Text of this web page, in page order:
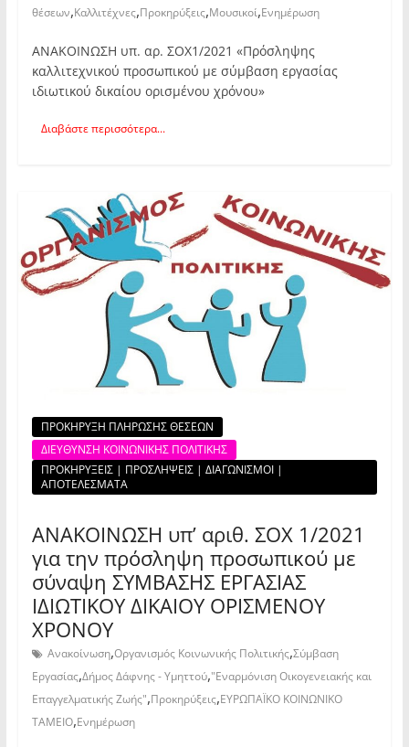
θέσεων,Καλλιτέχνες,Προκηρύξεις,Μουσικοί,Ενημέρωση
ΑΝΑΚΟΙΝΩΣΗ υπ. αρ. ΣΟΧ1/2021 «Πρόσληψης
καλλιτεχνικού προσωπικού με σύμβαση εργασίας
ιδιωτικού δικαίου ορισμένου χρόνου»
Διαβάστε περισσότερα...
ΠΡΟΚΗΡΥΞΗ ΠΛΗΡΩΣΗΣ ΘΕΣΕΩΝ
ΔΙΕΥΘΥΝΣΗ ΚΟΙΝΩΝΙΚΗΣ ΠΟΛΙΤΙΚΗΣ
ΠΡΟΚΗΡΥΞΕΙΣ | ΠΡΟΣΛΗΨΕΙΣ | ΔΙΑΓΩΝΙΣΜΟΙ |
ΑΠΟΤΕΛΕΣΜΑΤΑ
ΑΝΑΚΟΙΝΩΣΗ υπ’ αριθ. ΣΟΧ 1/2021
για την πρόσληψη προσωπικού με
σύναψη ΣΥΜΒΑΣΗΣ ΕΡΓΑΣΙΑΣ
ΙΔΙΩΤΙΚΟΥ ΔΙΚΑΙΟΥ ΟΡΙΣΜΕΝΟΥ
ΧΡΟΝΟΥ
Ανακοίνωση,Οργανισμός Κοινωνικής Πολιτικής,Σύμβαση
Εργασίας,Δήμος Δάφνης - Υμηττού,"Εναρμόνιση Οικογενειακής και
Επαγγελματικής Ζωής",Προκηρύξεις,ΕΥΡΩΠΑΪΚΟ ΚΟΙΝΩΝΙΚΟ
ΤΑΜΕΙΟ,Ενημέρωση